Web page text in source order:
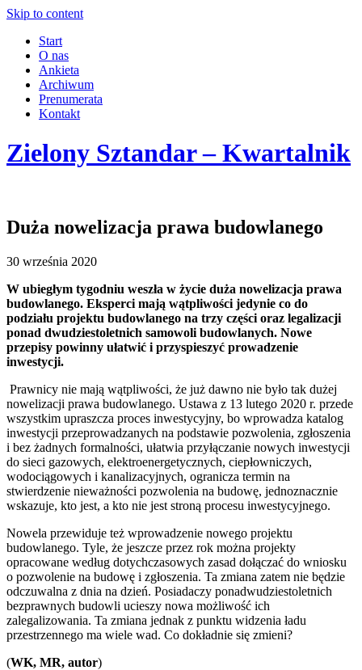
Skip to content
Start
O nas
Ankieta
Archiwum
Prenumerata
Kontakt
Zielony Sztandar – Kwartalnik
Duża nowelizacja prawa budowlanego
30 września 2020
W ubiegłym tygodniu weszła w życie duża nowelizacja prawa
budowlanego. Eksperci mają wątpliwości jedynie co do
podziału projektu budowlanego na trzy części oraz legalizacji
ponad dwudziestoletnich samowoli budowlanych. Nowe
przepisy powinny ułatwić i przyspieszyć prowadzenie
inwestycji.
Prawnicy nie mają wątpliwości, że już dawno nie było tak dużej
nowelizacji prawa budowlanego. Ustawa z 13 lutego 2020 r. przede
wszystkim upraszcza proces inwestycyjny, bo wprowadza katalog
inwestycji przeprowadzanych na podstawie pozwolenia, zgłoszenia
i bez żadnych formalności, ułatwia przyłączanie nowych inwestycji
do sieci gazowych, elektroenergetycznych, ciepłowniczych,
wodociągowych i kanalizacyjnych, ogranicza termin na
stwierdzenie nieważności pozwolenia na budowę, jednoznacznie
wskazuje, kto jest, a kto nie jest stroną procesu inwestycyjnego.
Nowela przewiduje też wprowadzenie nowego projektu
budowlanego. Tyle, że jeszcze przez rok można projekty
opracowane według dotychczasowych zasad dołączać do wniosku
o pozwolenie na budowę i zgłoszenia. Ta zmiana zatem nie będzie
odczuwalna z dnia na dzień. Posiadaczy ponadwudziestoletnich
bezprawnych budowli ucieszy nowa możliwość ich
zalegalizowania. Ta zmiana jednak z punktu widzenia ładu
przestrzennego ma wiele wad. Co dokładnie się zmieni?
(WK, MR, autor)